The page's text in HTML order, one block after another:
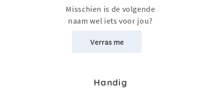
Misschien is de volgende
naam wel iets voor jou?
Verras me
Handig